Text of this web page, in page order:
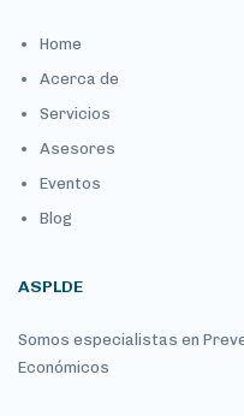
Home
Acerca de
Servicios
Asesores
Eventos
Blog
ASPLDE
Somos especialistas en
Económicos